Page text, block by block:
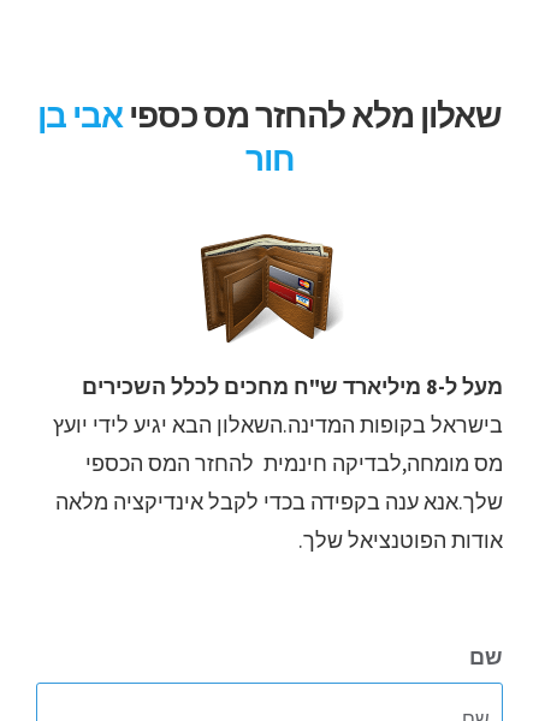
שאלון מלא להחזר מס כספיאבי בן
חור
מעל ל-8 מיליארד ש"ח מחכים לכלל השכירים
בישראל בקופות המדינה.השאלון הבא יגיע לידי יועץ
מס מומחה,לבדיקה חינמית להחזר המס הכספי
שלך.אנא ענה בקפידה בכדי לקבל אינדיקציה מלאה
אודות הפוטנציאל שלך.
שם